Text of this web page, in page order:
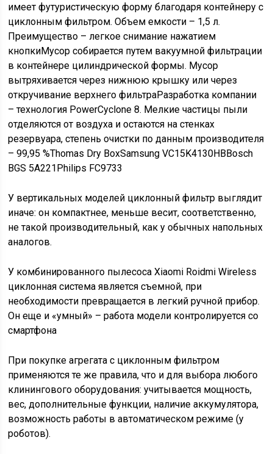
имеет футуристическую форму благодаря контейнеру с
циклонным фильтром. Объем емкости – 1,5 л.
Преимущество – легкое снимание нажатием
кнопкиМусор собирается путем вакуумной фильтрации
в контейнере цилиндрической формы. Мусор
вытряхивается через нижнюю крышку или через
откручивание верхнего фильтраРазработка компании
– технология PowerCyclone 8. Мелкие частицы пыли
отделяются от воздуха и остаются на стенках
резервуара, степень очистки по данным производителя
– 99,95 %Thomas Dry BoxSamsung VC15K4130HBBosch
BGS 5A221Philips FC9733
У вертикальных моделей циклонный фильтр выглядит
иначе: он компактнее, меньше весит, соответственно,
не такой производительный, как у обычных напольных
аналогов.
У комбинированного пылесоса Xiaomi Roidmi Wireless
циклонная система является съемной, при
необходимости превращается в легкий ручной прибор.
Он еще и «умный» – работа модели контролируется со
смартфона
При покупке агрегата с циклонным фильтром
применяются те же правила, что и для выбора любого
клинингового оборудования: учитывается мощность,
вес, дополнительные функции, наличие аккумулятора,
возможность работы в автоматическом режиме (у
роботов).